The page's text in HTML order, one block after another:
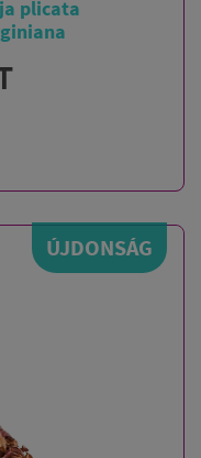
plicata
ÚJDONSÁG